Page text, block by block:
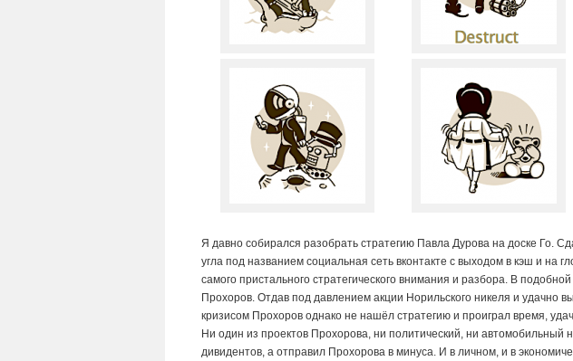
Я давно собирался разобрать стратегию Павла Дурова на доске Го.
угла под названием социальная сеть вконтакте с выходом в кэш и на
самого пристального стратегического внимания и разбора. В
Прохоров. Отдав под давлением акции Норильского никеля и удачно
кризисом Прохоров однако не нашёл стратегию и проиграл время,
Ни один из проектов Прохорова, ни политический, ни автомобильный
дивидентов, а отправил Прохорова в минуса. И в личном, и в